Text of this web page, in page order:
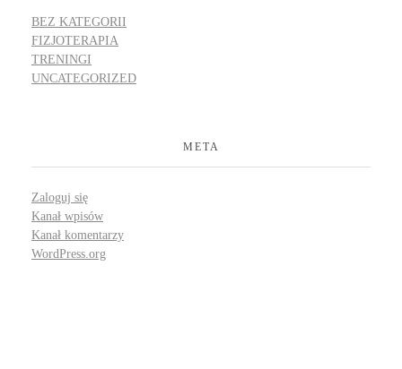
BEZ KATEGORII
FIZJOTERAPIA
TRENINGI
UNCATEGORIZED
META
Zaloguj się
Kanał wpisów
Kanał komentarzy
WordPress.org